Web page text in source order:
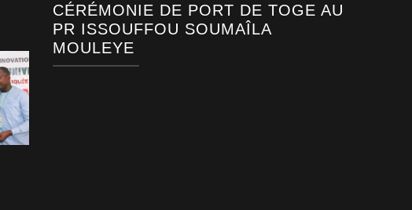
CÉRÉMONIE DE PORT DE TOGE AU
PR ISSOUFFOU SOUMAÎLA
MOULEYE